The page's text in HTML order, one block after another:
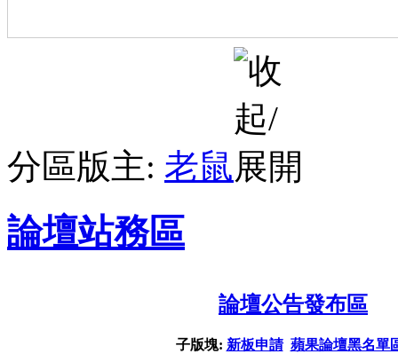
分區版主: 老鼠
論壇站務區
論壇公告發布區
子版塊: 新板申請 蘋果論壇黑名單